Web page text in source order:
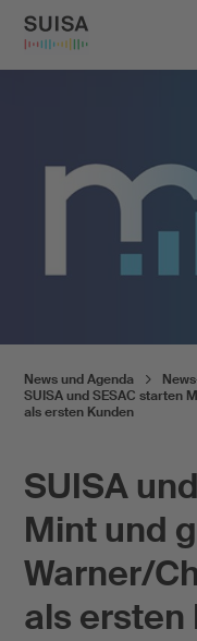
SUISA
Mint und
Warner/
als ersten
News und Agenda
SUISA und SESAC starten
als ersten Kunden